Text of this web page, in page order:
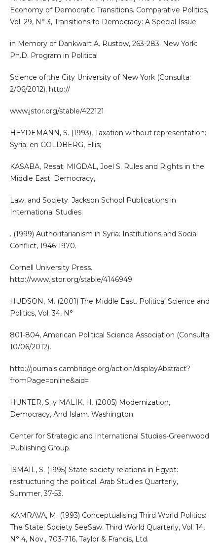
Economy of Democratic Transitions. Comparative Politics,
Vol. 29, N° 3, Transitions to Democracy: A Special Issue
in Memory of Dankwart A. Rustow, 263-283. New York:
Ph.D. Program in Political
Science of the City University of New York (Consulta:
2/06/2012), http://
www.jstor.org/stable/422121
HEYDEMANN, S. (1993), Taxation without representation:
Syria, en GOLDBERG, Ellis;
KASABA, Resat; MIGDAL, Joel S. Rules and Rights in the
Middle East: Democracy,
Law, and Society. Jackson School Publications in
International Studies.
. (1999) Authoritarianism in Syria: Institutions and Social
Conflict, 1946-1970.
Cornell University Press.
http://www.jstor.org/stable/4146949
HUDSON, M. (2001) The Middle East. Political Science and
Politics, Vol. 34, N°
801-804, American Political Science Association (Consulta:
10/06/2012),
http://journals.cambridge.org/action/displayAbstract?
fromPage=online&aid=
HUNTER, S; y MALIK, H. (2005) Modernization,
Democracy, And Islam. Washington:
Center for Strategic and International Studies-Greenwood
Publishing Group.
ISMAIL, S. (1995) State-society relations in Egypt:
restructuring the political. Arab Studies Quarterly,
Summer, 37-53.
KAMRAVA, M. (1993) Conceptualising Third World Politics:
The State: Society SeeSaw. Third World Quarterly, Vol. 14,
N° 4, Nov., 703-716, Taylor & Francis, Ltd.